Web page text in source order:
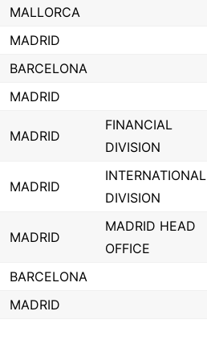
MALLORCA
MADRID
BARCELONA
MADRID
MADRID
FINANCIAL
DIVISION
MADRID
INTERNATIONAL
DIVISION
MADRID
MADRID HEAD
OFFICE
BARCELONA
MADRID